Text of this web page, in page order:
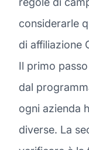
considerarle
di affiliazione
Il primo
dal
ogni azienda
diverse. La